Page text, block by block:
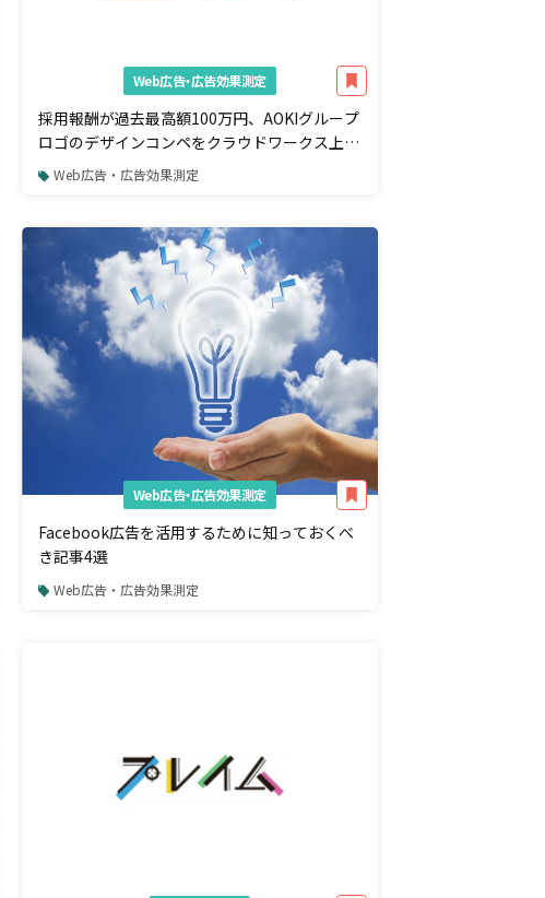
Web広告・広告効果測定
採用報酬が過去最高額100万円、AOKIグループ
ロゴのデザインコンペをクラウドワークス上で
開始Web広告・広告効果測定
Web広告・広告効果測定
Facebook広告を活用するために知っておくべ
き記事4選
Web広告・広告効果測定